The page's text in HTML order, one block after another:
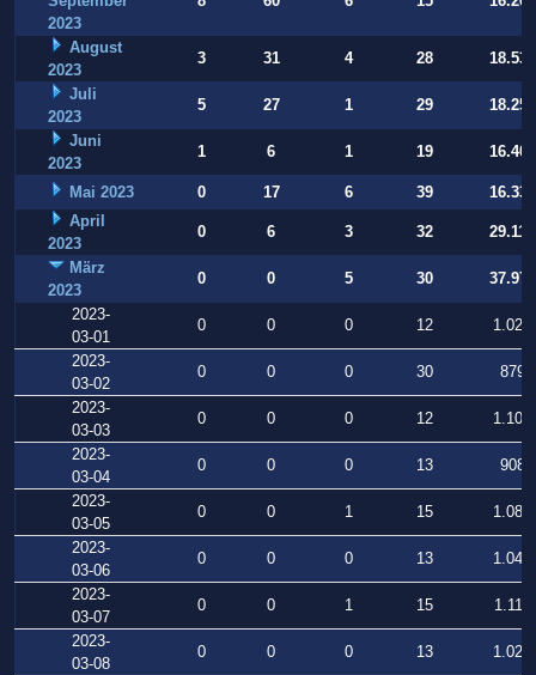
2023
August
2023
3 31 4 28
18.531
Juli
2023
5 27 1 29
18.252
Juni
2023
1 6 1 19 16.409
Mai 2023 0 17 6 39
16.331
April
2023
0 6 3 32
29.112
März
2023
0 0 5 30
37.973
2023-
03-01
0 0 0 12
1.025
2023-
03-02
0 0 0 30
879
2023-
03-03
0 0 0 12
1.106
2023-
03-04
0 0 0 13
908
2023-
03-05
0 0 1 15
1.080
2023-
03-06
0 0 0 13
1.042
2023-
03-07
0 0 1 15
1.111
2023-
03-08
0 0 0 13
1.023